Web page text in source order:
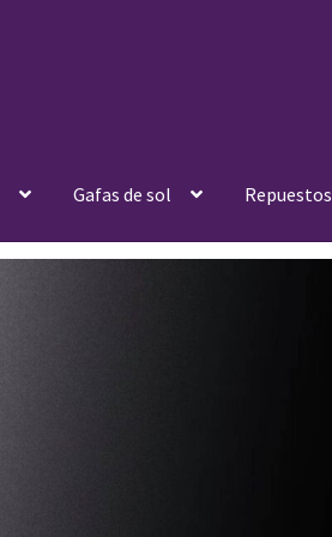
Gafas de sol Repuestos